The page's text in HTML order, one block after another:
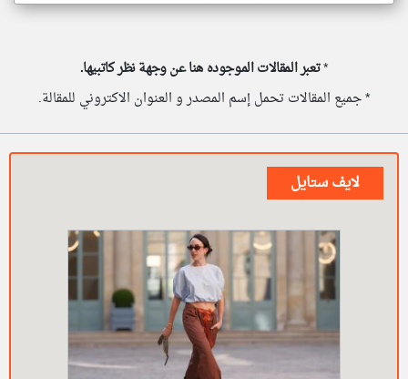
*تعبر المقالات الموجوده هنا عن وجهة نظر كاتبيها.
* جميع المقالات تحمل إسم المصدر و العنوان الاكتروني للمقالة.
لايف ستايل